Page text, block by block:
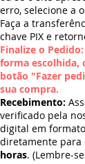
erro, selecione a
Faça a
chave PIX e
Finalize o
forma escolhida,
botão "Fazer
sua compra.
Recebimento:
verificado pela
digital em
diretamente para
horas. (Lembre-